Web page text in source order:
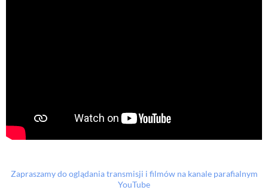
Zapraszamy do oglądania transmisji i filmów na kanale parafialnym
YouTube